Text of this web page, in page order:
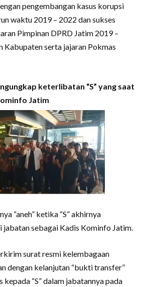
pengembangan kasus korupsi
waktu 2019 – 2022 dan sukses
Pimpinan DPRD Jatim 2019 –
Kabupaten serta jajaran Pokmas
keterlibatan “S” yang saat
Jatim
“aneh” ketika “S” akhirnya
sebagai Kadis Kominfo Jatim.
surat resmi kelembagaan
dengan kelanjutan “bukti transfer”
kepada “S” dalam jabatannya pada